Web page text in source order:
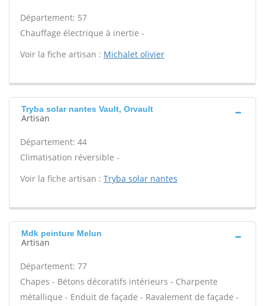
Département: 57
Chauffage électrique à inertie -
Voir la fiche artisan : Michalet olivier
Tryba solar nantes Vault, Orvault
Artisan
Département: 44
Climatisation réversible -
Voir la fiche artisan : Tryba solar nantes
Mdk peinture Melun
Artisan
Département: 77
Chapes - Bétons décoratifs intérieurs - Charpente
métallique - Enduit de façade - Ravalement de façade -